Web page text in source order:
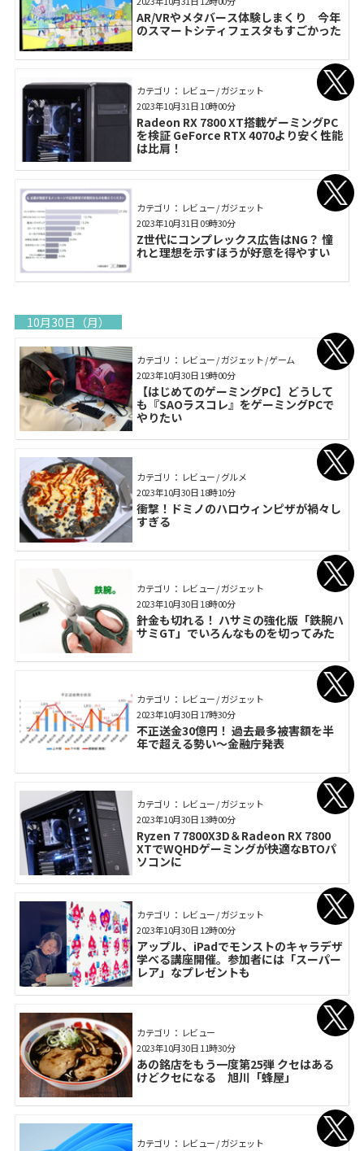
AR/VRやメタバース体験しまくり 今年
のスマートシティフェスタもすごかった
カテゴリ： レビュー / ガジェット
Radeon RX 7800 XT搭載ゲーミングPC
を検証 GeForce RTX 4070より安く性能
は比肩！
2023年10月31日 10時00分
カテゴリ： レビュー / ガジェット
Z世代にコンプレックス広告はNG？ 憧
れと理想を示すほうが好意を得やすい
2023年10月31日 09時30分
10月30日（月）
カテゴリ： レビュー / ガジェット / ゲーム
【はじめてのゲーミングPC】どうして
も『SAOラスコレ』をゲーミングPCで
やりたい
2023年10月30日 19時00分
カテゴリ： レビュー / グルメ
衝撃！ドミノのハロウィンピザが禍々し
すぎる
2023年10月30日 18時10分
カテゴリ： レビュー / ガジェット
針金も切れる！ ハサミの強化版「鉄腕ハ
サミGT」でいろんなものを切ってみた
2023年10月30日 18時00分
カテゴリ： レビュー / ガジェット
不正送金30億円！ 過去最多被害額を半
年で超える勢い～金融庁発表
2023年10月30日 17時30分
カテゴリ： レビュー / ガジェット
Ryzen 7 7800X3D＆Radeon RX 7800
XTでWQHDゲーミングが快適なBTOパ
ソコンに
2023年10月30日 13時00分
カテゴリ： レビュー / ガジェット
アップル、iPadでモンストのキャラデザ
学べる講座開催。参加者には「スーパー
レア」なプレゼントも
2023年10月30日 12時00分
カテゴリ： レビュー
あの銘店をもう一度第25弾 クセはある
けどクセになる 旭川「蜂屋」
2023年10月30日 11時30分
カテゴリ： レビュー / ガジェット